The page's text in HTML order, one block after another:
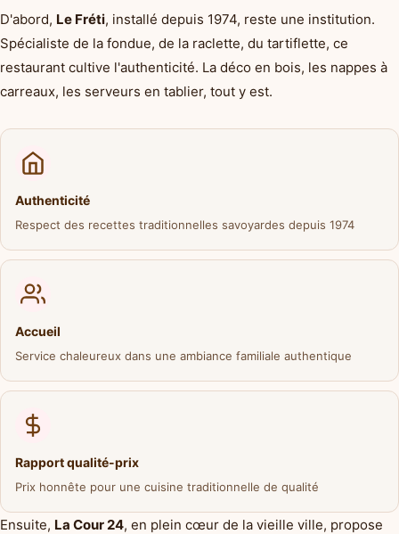
D'abord, Le Fréti, installé depuis 1974, reste une institution.
Spécialiste de la fondue, de la raclette, du tartiflette, ce
restaurant cultive l'authenticité. La déco en bois, les nappes à
carreaux, les serveurs en tablier, tout y est.
Authenticité
Respect des recettes traditionnelles savoyardes depuis 1974
Accueil
Service chaleureux dans une ambiance familiale authentique
Rapport qualité-prix
Prix honnête pour une cuisine traditionnelle de qualité
Ensuite, La Cour 24, en plein cœur de la vieille ville, propose